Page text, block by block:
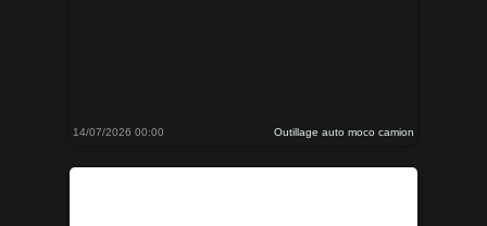
14/07/2026 00:00 Outillage auto moco camion